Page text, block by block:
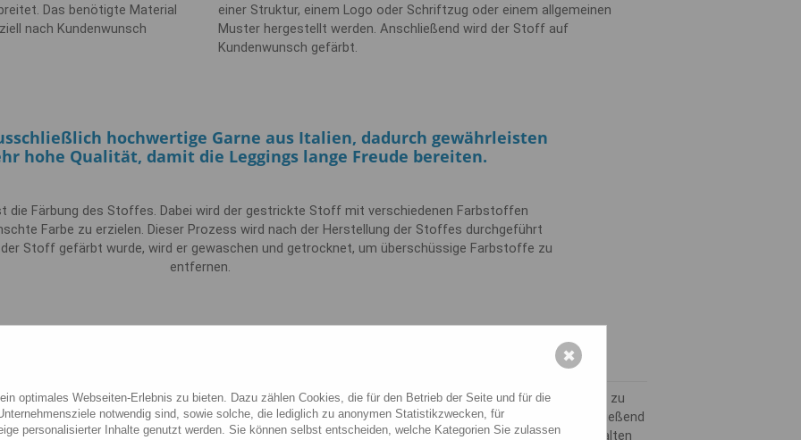
Das benötigte Material
nach Kundenwunsch
einer Struktur, einem Logo oder Schriftzug oder einem allgemeinen
Muster hergestellt werden. Anschließend wird der Stoff auf
Kundenwunsch gefärbt.
hochwertige Garne aus Italien, dadurch gewährleisten
hohe Qualität, damit die Leggings lange Freude bereiten.
die Färbung des Stoffes. Dabei wird der gestrickte Stoff mit verschiedenen Farbstoffen
Farbe zu erzielen. Dieser Prozess wird nach der Herstellung der Stoffes durchgeführt
Stoff gefärbt wurde, wird er gewaschen und getrocknet, um überschüssige Farbstoffe zu
entfernen.
er zur Produktion der
mit speziellen Maschinen
erhalten. Anschließend
Wir verwenden in der Regel Overlock-Nähmaschinen, um die Nähte zu
versäubern und ein Ausfransen des Stoffes zu verhindern. Anschließend
werden die Leggings in speziellen Bügelmaschinen gebügelt, um Falten
optimales Webseiten-Erlebnis zu bieten. Dazu zählen Cookies, die für den Betrieb der Seite und für die
notwendig sind, sowie solche, die lediglich zu anonymen Statistikzwecken, für
personalisierter Inhalte genutzt werden. Sie können selbst entscheiden, welche Kategorien Sie zulassen
✖